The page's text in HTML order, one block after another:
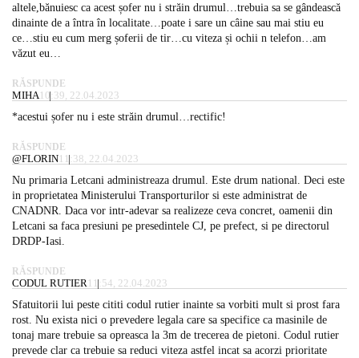
altele,bănuiesc ca acest șofer nu i străin drumul…trebuia sa se gândească
dinainte de a întra în localitate…poate i sare un câine sau mai stiu eu
ce…stiu eu cum merg șoferii de tir…cu viteza și ochii n telefon…am
văzut eu…
RĂSPUNDE
MIHA10:39, 22.04.2023
*acestui șofer nu i este străin drumul…rectific!
RĂSPUNDE
@FLORIN11:38, 22.04.2023
Nu primaria Letcani administreaza drumul. Este drum national. Deci este
in proprietatea Ministerului Transporturilor si este administrat de
CNADNR. Daca vor intr-adevar sa realizeze ceva concret, oamenii din
Letcani sa faca presiuni pe presedintele CJ, pe prefect, si pe directorul
DRDP-Iasi.
RĂSPUNDE
CODUL RUTIER11:54, 22.04.2023
Sfatuitorii lui peste cititi codul rutier inainte sa vorbiti mult si prost fara
rost. Nu exista nici o prevedere legala care sa specifice ca masinile de
tonaj mare trebuie sa opreasca la 3m de trecerea de pietoni. Codul rutier
prevede clar ca trebuie sa reduci viteza astfel incat sa acorzi prioritate